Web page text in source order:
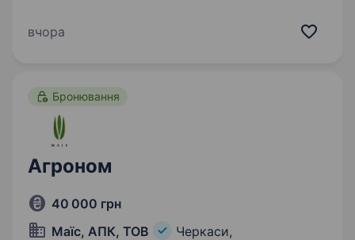
як кандидатів із досвідом роботи, так і тих,
вчора
Бронювання
Агроном
40 000 грн
Маїс, АПК, ТОВ
Черкаси,